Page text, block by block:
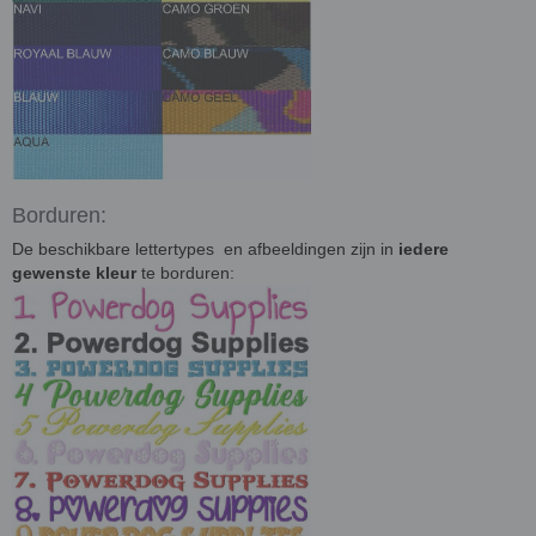
Borduren:
De beschikbare lettertypes en afbeeldingen zijn in iedere
gewenste kleur te borduren: